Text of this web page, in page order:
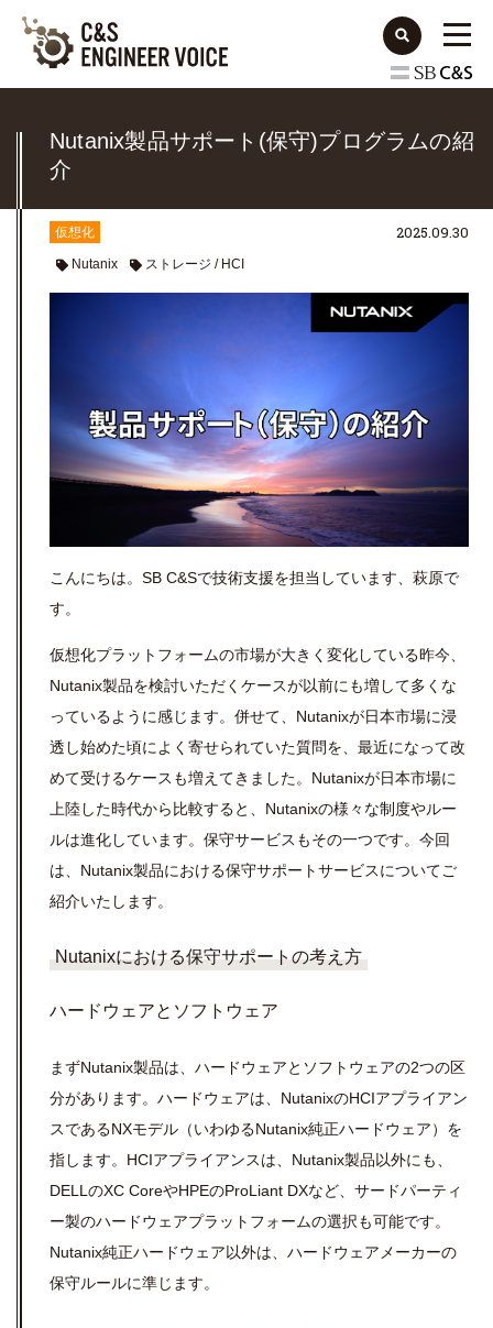
Nutanix製品サポート(保守)プログラムの紹
介
仮想化
Nutanix ストレージ / HCI
2025.09.30
こんにちは。SB C&Sで技術支援を担当しています、萩原で
す。
仮想化プラットフォームの市場が大きく変化している昨今、
Nutanix製品を検討いただくケースが以前にも増して多くな
っているように感じます。併せて、Nutanixが日本市場に浸
透し始めた頃によく寄せられていた質問を、最近になって改
めて受けるケースも増えてきました。Nutanixが日本市場に
上陸した時代から比較すると、Nutanixの様々な制度やルー
ルは進化しています。保守サービスもその一つです。今回
は、Nutanix製品における保守サポートサービスについてご
紹介いたします。
Nutanixにおける保守サポートの考え方
ハードウェアとソフトウェア
まずNutanix製品は、ハードウェアとソフトウェアの2つの区
分があります。ハードウェアは、NutanixのHCIアプライアン
スであるNXモデル（いわゆるNutanix純正ハードウェア）を
指します。HCIアプライアンスは、Nutanix製品以外にも、
DELLのXC CoreやHPEのProLiant DXなど、サードパーティ
ー製のハードウェアプラットフォームの選択も可能です。
Nutanix純正ハードウェア以外は、ハードウェアメーカーの
保守ルールに準じます。